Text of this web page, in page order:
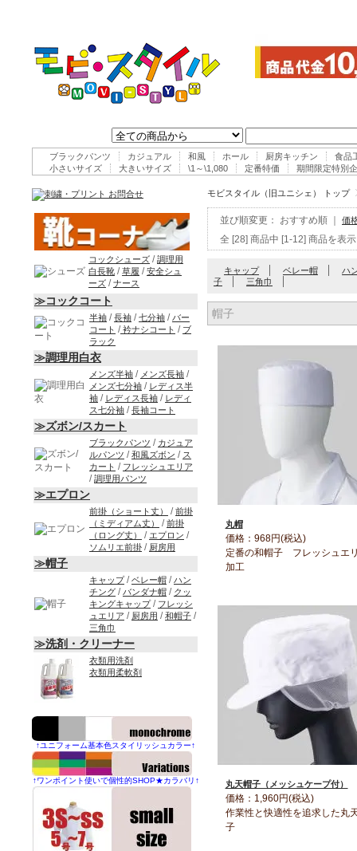
ブラックパンツ カジュアル 和風 ホール 厨房キッチン
食品
小さいサイズ
大きいサイズ \1～\1,080 定番特価 期間限定特別
モビスタイル（旧ユニシェ） トップ
並び順変更： おすすめ順 価
全 [28] 商品中 [1-12] 商品を表
キャップ ベレー帽
ハ
子
三角巾
帽子
丸帽
価格：968円(税込)
定番の和帽子 フレッシュエ
加工
丸天帽子（メッシュケープ付）
価格：1,960円(税込)
作業性と快適性を追求した丸
子
コックシューズ /調理用
白長靴 /草履 /安全シュ
ーズ /ナース
≫コックコート
半袖 /長袖 /七分袖 / バー
コート /衿ナシコート / ブ
ラック
≫調理用白衣
メンズ半袖 / メンズ長袖 /
メンズ七分袖 / レディス半
袖 / レディス長袖 / レディ
ス七分袖 /長袖コート
≫ズボン/スカート
ブラックパンツ / カジュア
ルパンツ /和風ズボン / ス
カート / フレッシュエリア
/調理用パンツ
≫エプロン
前掛（ショート丈） /前掛
（ミディアム丈）
/前掛
（ロング丈）
/ エプロン /
ソムリエ前掛 / 厨房用
≫帽子
キャップ/ベレー帽 /ハン
チング / バンダナ帽 / クッ
キングキャップ/ フレッシ
ュエリア / 厨房用 /和帽子 /
三角巾
≫洗剤・クリーナー
衣類用洗剤
衣類用柔軟剤
↑ユニフォーム基本色スタイリッシュカラー↑
↑ワンポイント使いで個性的SHOP★カラバリ↑